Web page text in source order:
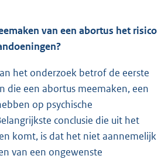
van een abortus het risico
het onderzoek betrof de eerste
die een abortus meemaken, een
op psychische
conclusie die uit het
komt, is dat het niet aannemelijk
van een ongewenste